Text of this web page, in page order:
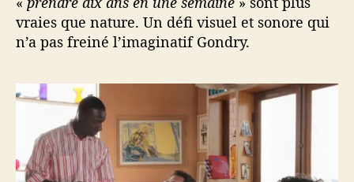
vraies que nature. Un défi visuel et sonore qui
n’a pas freiné l’imaginatif Gondry.